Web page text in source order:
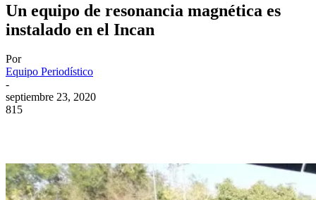
Un equipo de resonancia magnética es
instalado en el Incan
Por
Equipo Periodístico
-
septiembre 23, 2020
815